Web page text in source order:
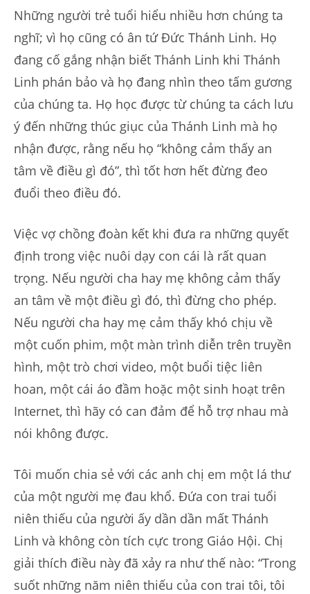
Những người trẻ tuổi hiểu nhiều hơn chúng ta
nghĩ; vì họ cũng có ân tứ Đức Thánh Linh. Họ
đang cố gắng nhận biết Thánh Linh khi Thánh
Linh phán bảo và họ đang nhìn theo tấm gương
của chúng ta. Họ học được từ chúng ta cách lưu
ý đến những thúc giục của Thánh Linh mà họ
nhận được, rằng nếu họ “không cảm thấy an
tâm về điều gì đó”, thì tốt hơn hết đừng đeo
đuổi theo điều đó.
Việc vợ chồng đoàn kết khi đưa ra những quyết
định trong việc nuôi dạy con cái là rất quan
trọng. Nếu người cha hay mẹ không cảm thấy
an tâm về một điều gì đó, thì đừng cho phép.
Nếu người cha hay mẹ cảm thấy khó chịu về
một cuốn phim, một màn trình diễn trên truyền
hình, một trò chơi video, một buổi tiệc liên
hoan, một cái áo đầm hoặc một sinh hoạt trên
Internet, thì hãy có can đảm để hỗ trợ nhau mà
nói không được.
Tôi muốn chia sẻ với các anh chị em một lá thư
của một người mẹ đau khổ. Đứa con trai tuổi
niên thiếu của người ấy dần dần mất Thánh
Linh và không còn tích cực trong Giáo Hội. Chị
giải thích điều này đã xảy ra như thế nào: “Trong
suốt những năm niên thiếu của con trai tôi, tôi